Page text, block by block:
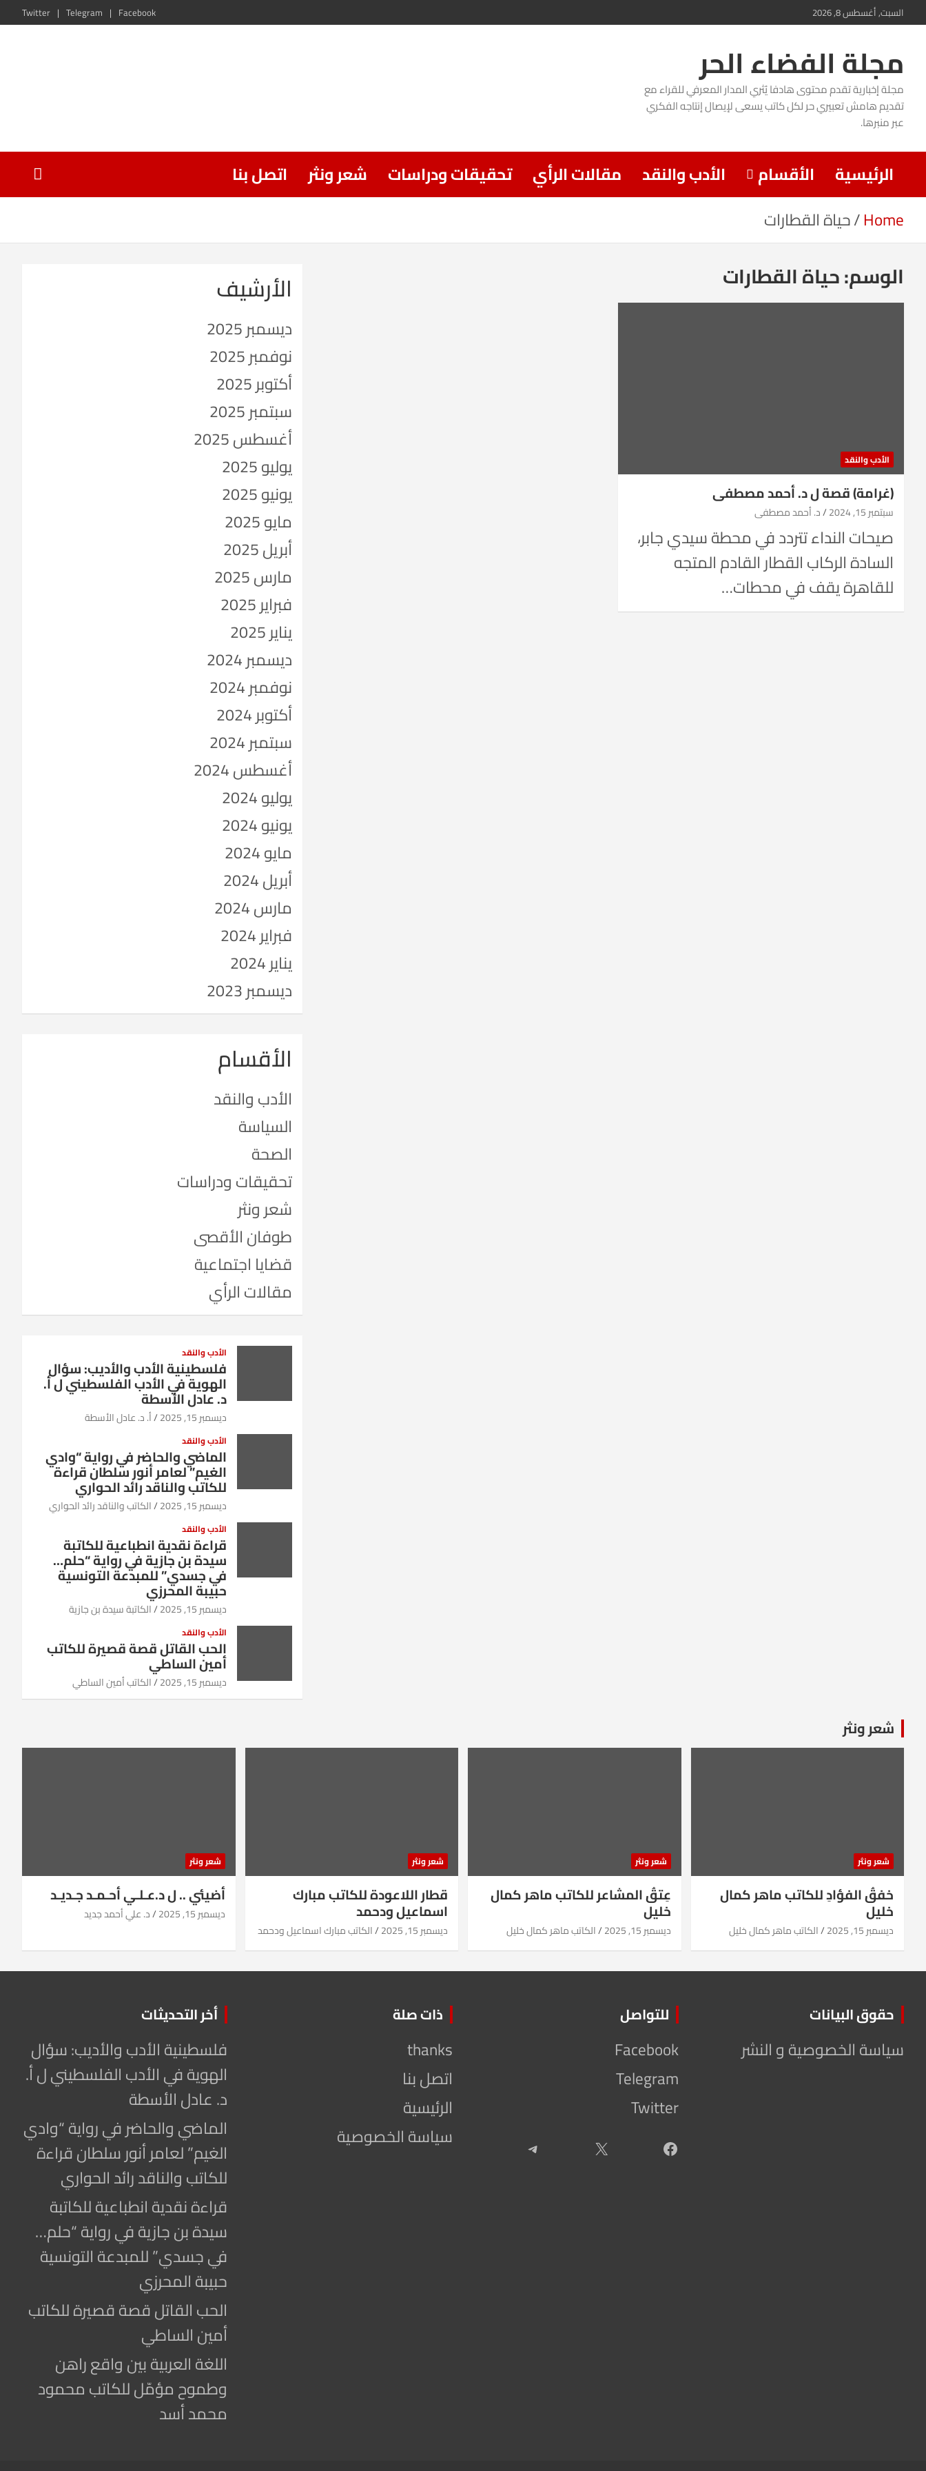
Skip
content
السبت, أغسطس 8, 2026 Facebook
Telegram
Twitter
مجلة الفضاء الحر
مجلة إخبارية تقدم محتوى هادفا يُثري المدار المعرفي للقراء مع
تقديم هامش تعبيري حر لكل كاتب يسعى لإيصال إنتاجه الفكري
عبر منبرها.
الرئيسية الأقسام الأدب والنقد مقالات الرأي تحقيقات ودراسات شعر ونثر
اتصل بنا
Home حياة القطارات
الوسم:حياة القطارات
الأدب والنقد
(غرامة) قصة ل د. أحمد مصطفى
سبتمبر 15, 2024 د. أحمد مصطفى
صيحات النداء تتردد في محطة سيدي جابر،
السادة الركاب القطار القادم المتجه
للقاهرة يقف في محطات…
الأرشيف
ديسمبر 2025
نوفمبر 2025
أكتوبر 2025
سبتمبر 2025
أغسطس 2025
يوليو 2025
يونيو 2025
مايو 2025
أبريل 2025
مارس 2025
فبراير 2025
يناير 2025
ديسمبر 2024
نوفمبر 2024
أكتوبر 2024
سبتمبر 2024
أغسطس 2024
يوليو 2024
يونيو 2024
مايو 2024
أبريل 2024
مارس 2024
فبراير 2024
يناير 2024
ديسمبر 2023
الأقسام
الأدب والنقد
السياسة
الصحة
تحقيقات ودراسات
شعر ونثر
طوفان الأقصى
قضايا اجتماعية
مقالات الرأي
الأدب والنقد
فلسطينية الأدب والأديب: سؤال
الهوية في الأدب الفلسطيني ل أ.
د. عادل الأسطة
ديسمبر 15, 2025 أ. د. عادل الأسطة
الأدب والنقد
الماضي والحاضر في رواية “وادي
الغيم” لعامر أنور سلطان قراءة
للكاتب والناقد رائد الحواري
ديسمبر 15, 2025 الكاتب والناقد رائد الحواري
الأدب والنقد
قراءة نقدية انطباعية للكاتبة
سيدة بن جازية في رواية “حلم…
في جسدي” للمبدعة التونسية
حبيبة المحرزي
ديسمبر 15, 2025 الكاتبة سيدة بن جازية
الأدب والنقد
الحب القاتل قصة قصيرة للكاتب
أمين الساطي
ديسمبر 15, 2025 الكاتب أمين الساطي
شعر ونثر
شعر ونثر
خفقُ الفؤادِ للكاتب ماهر كمال
خليل
ديسمبر 15, 2025 الكاتب ماهر كمال خليل
شعر ونثر
عِتقُ المشاعر للكاتب ماهر كمال
خليل
ديسمبر 15, 2025 الكاتب ماهر كمال خليل
شعر ونثر
قطار اللاعودة للكاتب مبارك
اسماعيل ودحمد
ديسمبر 15, 2025 الكاتب مبارك اسماعيل ودحمد
شعر ونثر
أضيئي .. ل د.عـلـي أحـمـد جـديـد
ديسمبر 15, 2025 د. علي أحمد جديد
حقوق البيانات
سياسة الخصوصية و النشر
للتواصل
Facebook
Telegram
Twitter
Facebook
X
Telegram
ذات صلة
thanks
اتصل بنا
الرئيسية
سياسة الخصوصية
أخر التحديثات
فلسطينية الأدب والأديب: سؤال
الهوية في الأدب الفلسطيني ل أ.
د. عادل الأسطة
الماضي والحاضر في رواية “وادي
الغيم” لعامر أنور سلطان قراءة
للكاتب والناقد رائد الحواري
قراءة نقدية انطباعية للكاتبة
سيدة بن جازية في رواية “حلم…
في جسدي” للمبدعة التونسية
حبيبة المحرزي
الحب القاتل قصة قصيرة للكاتب
أمين الساطي
اللغة العربية بين واقع راهن
وطموح مؤمّل للكاتب محمود
محمد أسد